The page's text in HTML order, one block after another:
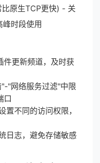
原生TCP更快) - 关
时段使用
更新频道，及时获
"网络服务过滤"中限
口
置不同的访问权限，
日志，避免存储敏感